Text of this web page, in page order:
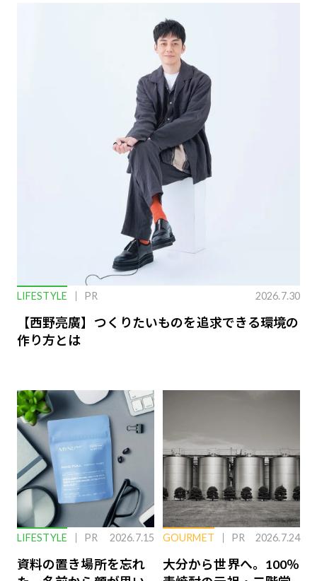
LIFESTYLE PR 2026.7.30
【西野亮廣】つくりたいものを追求できる環境の
作り方とは
LIFESTYLE PR 2026.7.15
資料の置き場所を忘れ
GOURMET PR 2026.7.24
大分から世界へ。100％